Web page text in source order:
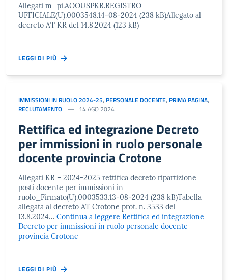
Allegati m_pi.AOOUSPKR.REGISTRO
UFFICIALE(U).0003548.14-08-2024 (238 kB)Allegato al
decreto AT KR del 14.8.2024 (123 kB)
LEGGI DI PIÙ
IMMISSIONI IN RUOLO 2024-25, PERSONALE DOCENTE, PRIMA PAGINA,
RECLUTAMENTO
14 AGO 2024
Rettifica ed integrazione Decreto
per immissioni in ruolo personale
docente provincia Crotone
Allegati KR – 2024-2025 rettifica decreto ripartizione
posti docente per immissioni in
ruolo_Firmato(U).0003533.13-08-2024 (238 kB)Tabella
allegata al decreto AT Crotone prot. n. 3533 del
13.8.2024… Continua a leggere Rettifica ed integrazione
Decreto per immissioni in ruolo personale docente
provincia Crotone
LEGGI DI PIÙ